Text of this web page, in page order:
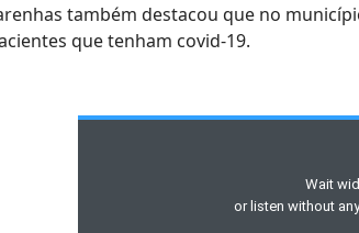
também destacou que no
que tenham covid-19.